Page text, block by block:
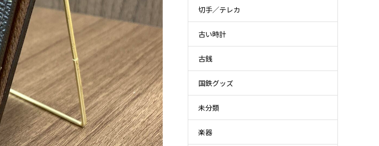
切手／テレカ
古い時計
古銭
国鉄グッズ
未分類
楽器